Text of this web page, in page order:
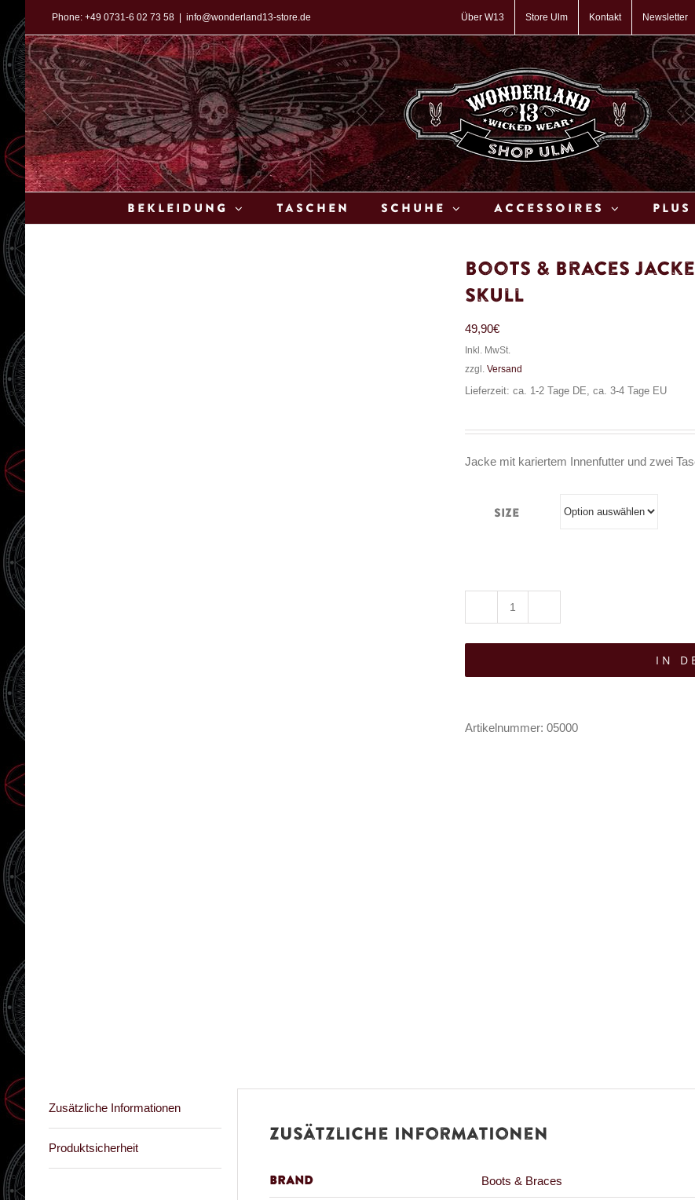
Inhalt
springen
Phone: +49 0731-6 02 73 58 info@wonderland13-store.de Über W13 Store Ulm Kontakt Newsletter
Bekleidung Taschen Schuhe Accessoires Plus
Boots & Braces
Skull
49,90€
Inkl. MwSt.
zzgl. Versand
Lieferzeit: ca. 1-2 Tage DE, ca. 3-4 Tage EU
Jacke mit kariertem Innenfutter und zwei
Size
&
Boots
IN
Artikelnummer: 05000
Zusätzliche Informationen
Produktsicherheit
Zusätzliche Informationen
Brand Boots & Braces